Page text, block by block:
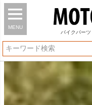
MENU
バイク パーツ